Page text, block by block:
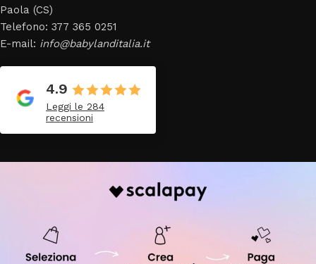
Paola (CS)
Telefono: 377 365 0251
E-mail: info@babylanditalia.it
4.9
Leggi le 284
recensioni